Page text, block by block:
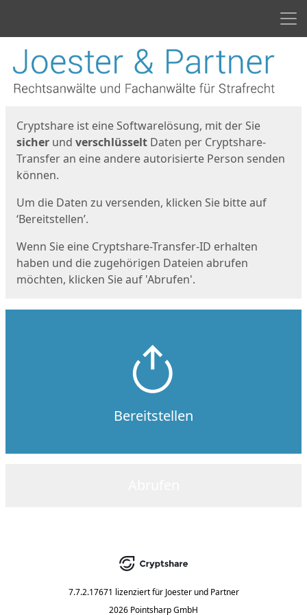
Start
Cryptshare ist eine Softwarelösung, mit der Sie
sicher und verschlüsselt Daten per Cryptshare-
Transfer an eine andere autorisierte Person senden
können.
Um die Daten zu versenden, klicken Sie bitte auf
‘Bereitstellen’.
Wenn Sie eine Cryptshare-Transfer-ID erhalten
haben und die zugehörigen Dateien abrufen
möchten, klicken Sie auf 'Abrufen'.
Bereitstellen
7.7.2.17671 lizenziert für Joester und Partner
2026 Pointsharp GmbH